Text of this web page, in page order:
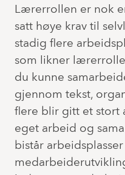
Lærerrollen er nok
satt høye krav til
stadig flere
som likner
du kunne
gjennom tekst,
flere blir gitt et stort
eget arbeid og
bistår